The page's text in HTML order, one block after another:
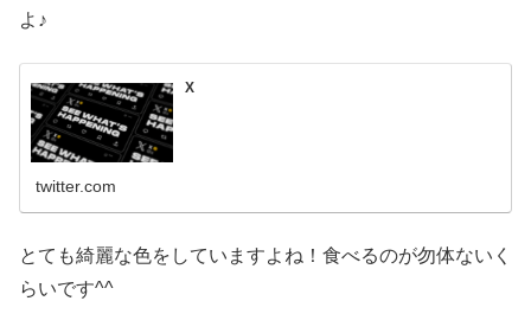
よ♪
X
twitter.com
とても綺麗な色をしていますよね！食べるのが勿体ないく
らいです^^